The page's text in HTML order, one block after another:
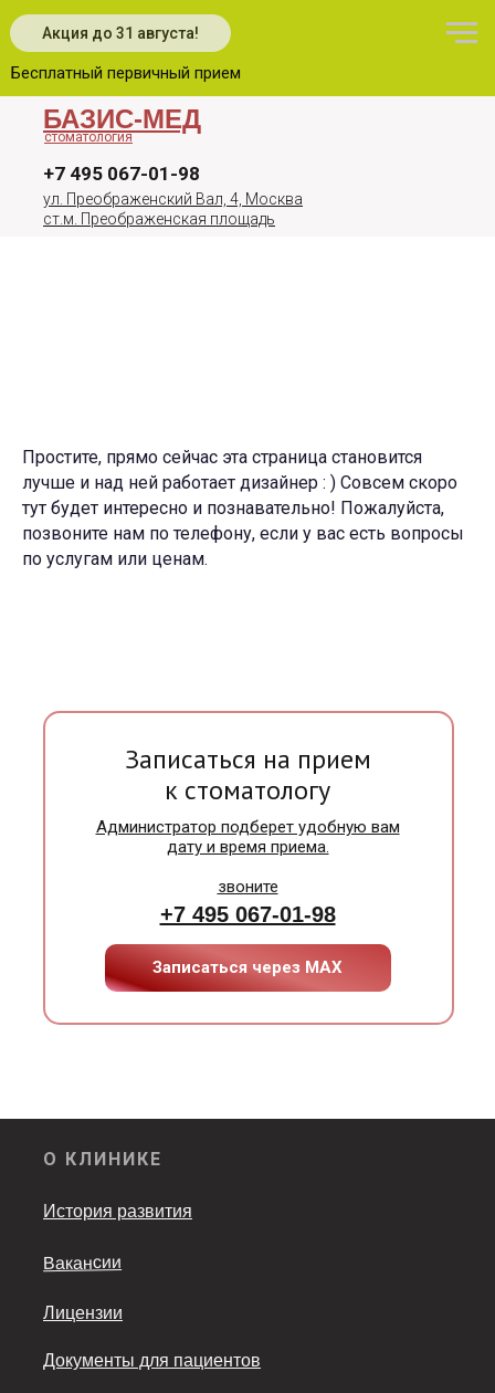
Бесплатный первичный прием
Акция до 31 августа!
+7 495 067-01-98
ул. Преображенский Вал, 4, Москва
ст.м. Преображенская площадь
стоматология
БАЗИС-МЕД
Простите, прямо сейчас эта страница становится
лучше и над ней работает дизайнер : ) Совсем скоро
тут будет интересно и познавательно! Пожалуйста,
позвоните нам по телефону, если у вас есть вопросы
по услугам или ценам.
Записаться через МАХ
+7 495 067-01-98
звоните
Записаться на прием
к стоматологу
Администратор подберет удобную вам
дату и время приема.
О КЛИНИКЕ
Вакансии
Лицензии
Документы для пациентов
История развития